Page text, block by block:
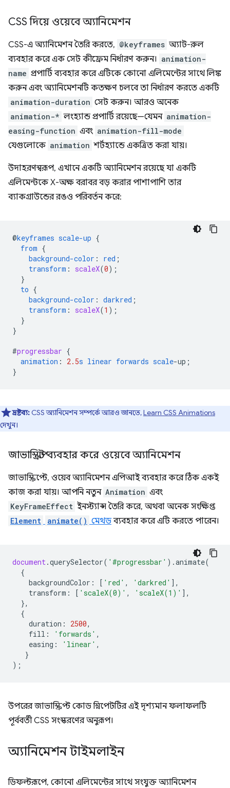
CSS দিয়ে ওয়েবে অ্যানিমেশন
CSS-এ অ্যানিমেশন তৈরি করতে, @keyframes অ্যাট-রুল
ব্যবহার করে এক সেট কীফ্রেম নির্ধারণ করুন। animation-
name প্রপার্টি ব্যবহার করে এটিকে কোনো এলিমেন্টের সাথে লিঙ্ক
করুন এবং অ্যানিমেশনটি কতক্ষণ চলবে তা নির্ধারণ করতে একটি
animation-duration সেট করুন। আরও অনেক
animation-* লংহ্যান্ড প্রপার্টি রয়েছে—যেমন animation-
easing-function এবং animation-fill-mode
যেগুলোকে animation শর্টহ্যান্ডে একত্রিত করা যায়।
উদাহরণস্বরূপ, এখানে একটি অ্যানিমেশন রয়েছে যা একটি
এলিমেন্টকে X-অক্ষ বরাবর বড় করার পাশাপাশি তার
ব্যাকগ্রাউন্ডের রঙও পরিবর্তন করে:
@keyframes scale-up {
from {
background-color : red ;
transform : scaleX(0);
}
to {
background-color : darkred ;
transform : scaleX(1 );
}
}
#progressbar {
animation : 2.5s linear forwards scale-up ;
}
দ্রষ্টব্য: CSS অ্যানিমেশন সম্পর্কে আরও জানতে,Learn CSS Animations
দেখুন।
জাভাস্ক্রিপ্ট ব্যবহার করে ওয়েবে অ্যানিমেশন
জাভাস্ক্রিপ্টে, ওয়েব অ্যানিমেশন এপিআই ব্যবহার করে ঠিক একই
কাজ করা যায়। আপনি নতুন Animation এবং
KeyFrameEffect ইনস্ট্যান্স তৈরি করে, অথবা অনেক সংক্ষিপ্ত
Element animate() মেথডব্যবহার করে এটি করতে পারেন।
document.querySelector( '#progressbar' ).animate(
{
backgroundColor : [ 'red' , 'darkred' ],
transform : [ 'scaleX(0)' , 'scaleX(1)' ],
},
{
duration : 2500,
fill : 'forwards' ,
easing : 'linear' ,
}
);
উপরের জাভাস্ক্রিপ্ট কোড স্নিপেটটির এই দৃশ্যমান ফলাফলটি
পূর্ববর্তী CSS সংস্করণের অনুরূপ।
অ্যানিমেশন টাইমলাইন
ডিফল্টরূপে, কোনো এলিমেন্টের সাথে সংযুক্ত অ্যানিমেশন